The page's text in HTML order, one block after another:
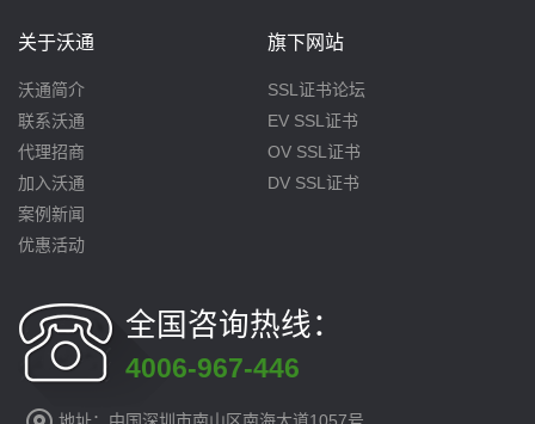
关于沃通
沃通简介
联系沃通
代理招商
加入沃通
案例新闻
优惠活动
旗下网站
SSL证书论坛
EV SSL证书
OV SSL证书
DV SSL证书
全国咨询热线：
4006-967-446